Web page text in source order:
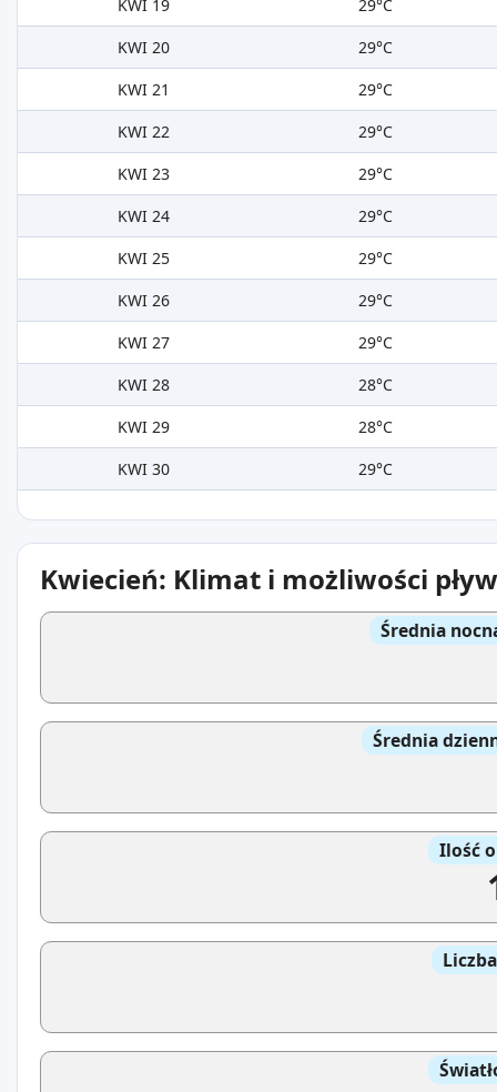
KWI 19
29°C
KWI 20
29°C
KWI 21
29°C
KWI 22
29°C
KWI 23
29°C
KWI 24
29°C
KWI 25
29°C
KWI 26
29°C
KWI 27
29°C
KWI 28
28°C
KWI 29
28°C
KWI 30
29°C
Kwiecień: Klimat i możliwości
Średnia
Średnia
Ilość